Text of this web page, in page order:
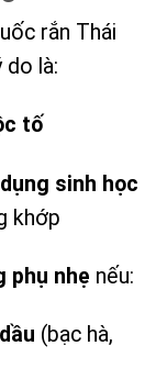
rắn Thái
do là:
tố
sinh học
khớp
phụ nhẹ nếu:
(bạc hà,